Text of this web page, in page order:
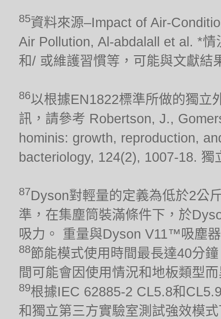
85資料來源–Impact of Air-
Air Pollution, Al-abdalall et al. *
和/ 或維護習慣等，可能與文獻結
86以根據EN1822標準所做的獨立
訊，請參考 Robertson, J.,
hominis: growth, reproduction,
bacteriology, 124(2), 1007-18.
87Dyson對輕量的定義為低於2公
準，在集塵筒裝滿條件下，於
吸力。 重量與Dyson V11™吸塵
88節能模式使用時間最長達40分
間可能會因使用情況和地板類型
89根據IEC 62885-2 CL5.8和
和獨立第三方實驗室測試強效模